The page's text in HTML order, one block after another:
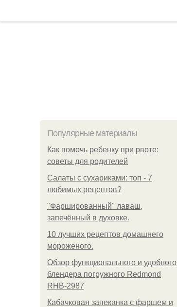
Популярные материалы
Как помочь ребенку при рвоте:
советы для родителей
Салаты с сухариками: топ - 7
любимых рецептов?
"Фаршированный" лаваш,
запечённый в духовке.
10 лучших рецептов домашнего
мороженого.
Обзор функционального и удобного
блендера погружного Redmond
RHB-2987
Кабачковая запеканка с фаршем и